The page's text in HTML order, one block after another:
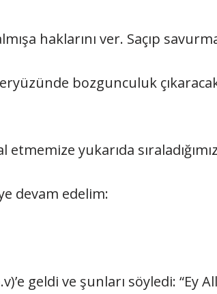
haklarını ver. Saçıp
bozgunculuk
yukarıda
devam edelim:
geldi ve şunları söyledi: “Ey